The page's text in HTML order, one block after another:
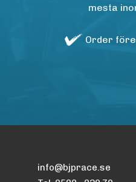
mesta
Order
info@bjprace.se